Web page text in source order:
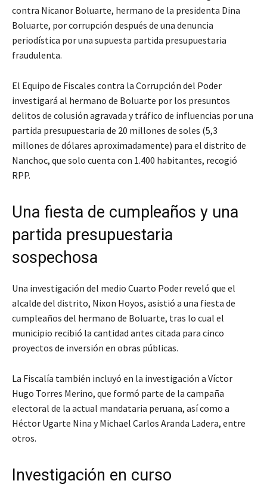
contra Nicanor Boluarte, hermano de la presidenta Dina
Boluarte, por corrupción después de una denuncia
periodística por una supuesta partida presupuestaria
fraudulenta.
El Equipo de Fiscales contra la Corrupción del Poder
investigará al hermano de Boluarte por los presuntos
delitos de colusión agravada y tráfico de influencias por una
partida presupuestaria de 20 millones de soles (5,3
millones de dólares aproximadamente) para el distrito de
Nanchoc, que solo cuenta con 1.400 habitantes, recogió
RPP.
Una fiesta de cumpleaños y una
partida presupuestaria
sospechosa
Una investigación del medio Cuarto Poder reveló que el
alcalde del distrito, Nixon Hoyos, asistió a una fiesta de
cumpleaños del hermano de Boluarte, tras lo cual el
municipio recibió la cantidad antes citada para cinco
proyectos de inversión en obras públicas.
La Fiscalía también incluyó en la investigación a Víctor
Hugo Torres Merino, que formó parte de la campaña
electoral de la actual mandataria peruana, así como a
Héctor Ugarte Nina y Michael Carlos Aranda Ladera, entre
otros.
Investigación en curso